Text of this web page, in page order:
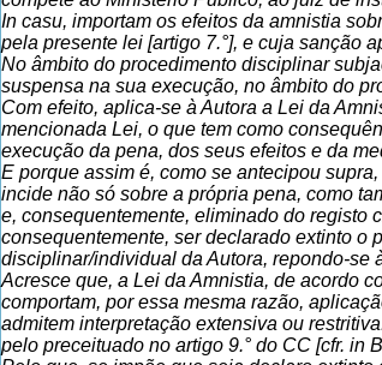
In casu, importam os efeitos da amnistia
pela presente lei [artigo 7.°], e cuja sanção
No âmbito do procedimento disciplinar
suspensa na sua execução, no âmbito do
Com efeito, aplica-se à Autora a Lei da
mencionada Lei, o que tem como
execução da pena, dos seus efeitos e da
E porque assim é, como se antecipou
incide não só sobre a própria pena, como
e, consequentemente, eliminado do registo
consequentemente, ser declarado extinto o
disciplinar/individual da Autora, repondo-se
Acresce que, a Lei da Amnistia, de acordo
comportam, por essa mesma razão,
admitem interpretação extensiva ou
pelo preceituado no artigo 9.° do CC [cfr. in